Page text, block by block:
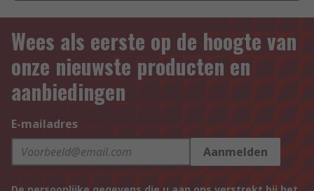
Wees als eerste op de hoogte van
onze nieuwste producten en
aanbiedingen
E-mailadres
Aanmelden